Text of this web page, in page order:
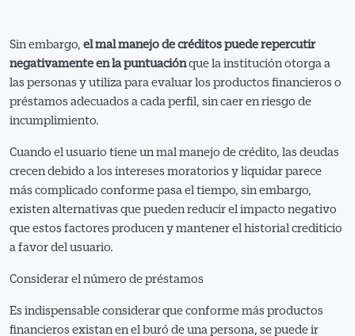
Sin embargo, el mal manejo de créditos puede repercutir
negativamente en la puntuaciónque la institución otorga a
las personas y utiliza para evaluar los productos financieros o
préstamos adecuados a cada perfil, sin caer en riesgo de
incumplimiento.
Cuando el usuario tiene un mal manejo de crédito, las deudas
crecen debido a los intereses moratorios y liquidar parece
más complicado conforme pasa el tiempo, sin embargo,
existen alternativas que pueden reducir el impacto negativo
que estos factores producen y mantener el historial crediticio
a favor del usuario.
Considerar el número de préstamos
Es indispensable considerar que conforme más productos
financieros existan en el buró de una persona, se puede ir